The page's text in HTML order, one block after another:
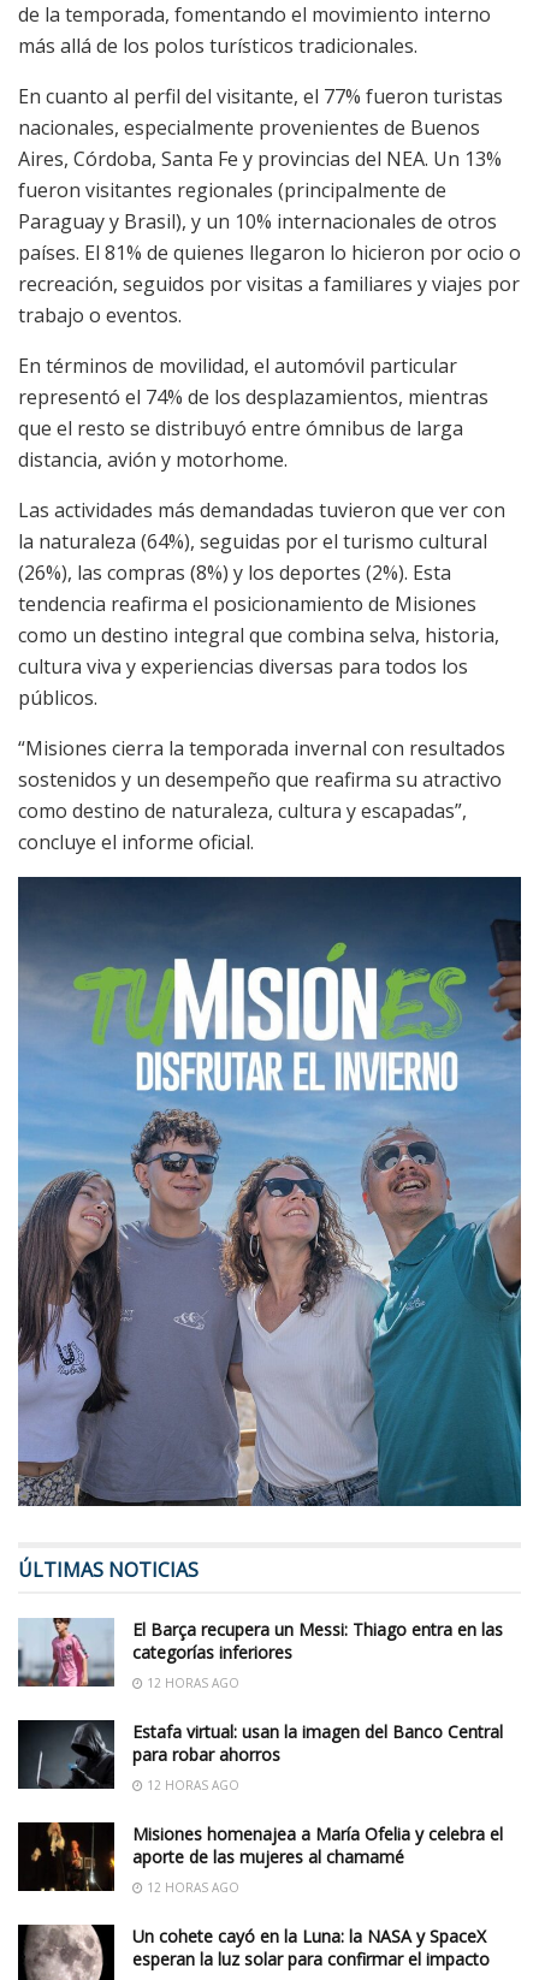
de la temporada, fomentando el movimiento interno
más allá de los polos turísticos tradicionales.
En cuanto al perfil del visitante, el 77% fueron turistas
nacionales, especialmente provenientes de Buenos
Aires, Córdoba, Santa Fe y provincias del NEA. Un 13%
fueron visitantes regionales (principalmente de
Paraguay y Brasil), y un 10% internacionales de otros
países. El 81% de quienes llegaron lo hicieron por ocio o
recreación, seguidos por visitas a familiares y viajes por
trabajo o eventos.
En términos de movilidad, el automóvil particular
representó el 74% de los desplazamientos, mientras
que el resto se distribuyó entre ómnibus de larga
distancia, avión y motorhome.
Las actividades más demandadas tuvieron que ver con
la naturaleza (64%), seguidas por el turismo cultural
(26%), las compras (8%) y los deportes (2%). Esta
tendencia reafirma el posicionamiento de Misiones
como un destino integral que combina selva, historia,
cultura viva y experiencias diversas para todos los
públicos.
“Misiones cierra la temporada invernal con resultados
sostenidos y un desempeño que reafirma su atractivo
como destino de naturaleza, cultura y escapadas”,
concluye el informe oficial.
ÚLTIMAS NOTICIAS
El Barça recupera un Messi: Thiago entra en las
categorías inferiores
12 HORAS AGO
Estafa virtual: usan la imagen del Banco Central
para robar ahorros
12 HORAS AGO
Misiones homenajea a María Ofelia y celebra el
aporte de las mujeres al chamamé
12 HORAS AGO
Un cohete cayó en la Luna: la NASA y SpaceX
esperan la luz solar para confirmar el impacto